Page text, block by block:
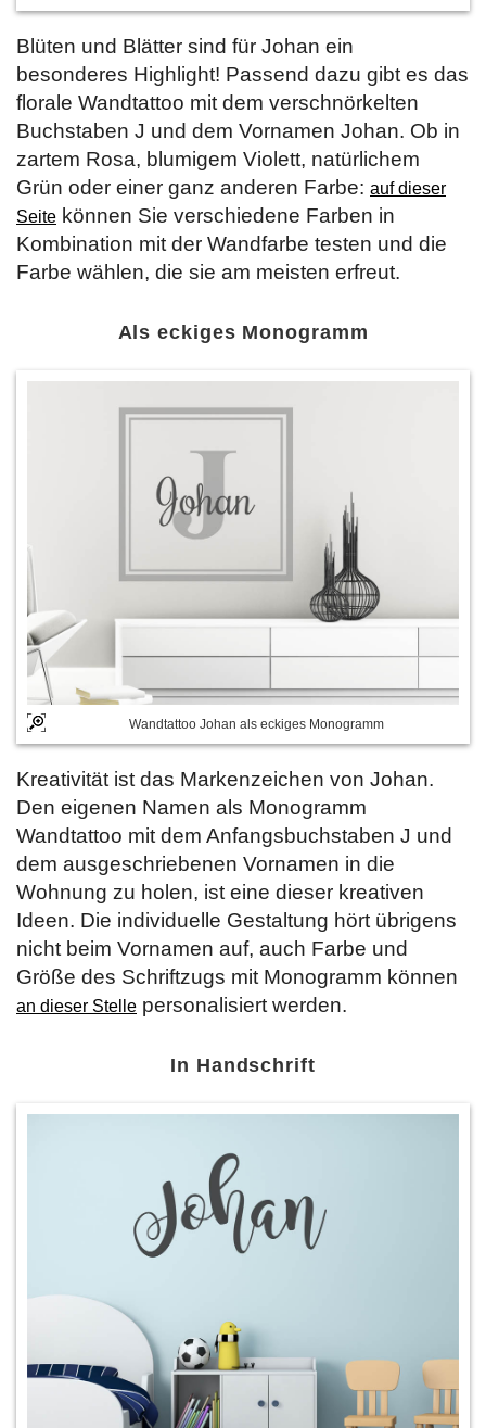
Blüten und Blätter sind für Johan ein
besonderes Highlight! Passend dazu gibt es das
florale Wandtattoo mit dem verschnörkelten
Buchstaben J und dem Vornamen Johan. Ob in
zartem Rosa, blumigem Violett, natürlichem
Grün oder einer ganz anderen Farbe: auf dieser
Seite können Sie verschiedene Farben in
Kombination mit der Wandfarbe testen und die
Farbe wählen, die sie am meisten erfreut.
Als eckiges Monogramm
Wandtattoo Johan als eckiges Monogramm
Kreativität ist das Markenzeichen von Johan.
Den eigenen Namen als Monogramm
Wandtattoo mit dem Anfangsbuchstaben J und
dem ausgeschriebenen Vornamen in die
Wohnung zu holen, ist eine dieser kreativen
Ideen. Die individuelle Gestaltung hört übrigens
nicht beim Vornamen auf, auch Farbe und
Größe des Schriftzugs mit Monogramm können
an dieser Stelle personalisiert werden.
In Handschrift